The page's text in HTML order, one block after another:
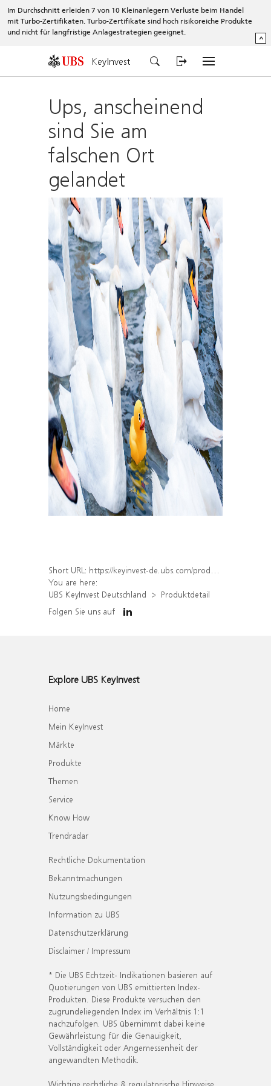
Im Durchschnitt erleiden 7 von 10 Kleinanlegern Verluste beim Handel
mit Turbo-Zertifikaten. Turbo-Zertifikate sind hoch risikoreiche Produkte
und nicht für langfristige Anlagestrategien geeignet.
^
KeyInvest
Ups, anscheinend
sind Sie am
falschen Ort
gelandet
Short URL: https://keyinvest-de.ubs.com/produkt/detail/index/isin/DE000WA3T577
You are here:
UBS KeyInvest Deutschland
Produktdetail
Folgen Sie uns auf
Explore UBS KeyInvest
Home
Mein KeyInvest
Märkte
Produkte
Themen
Service
Know How
Trendradar
Rechtliche Dokumentation
Bekanntmachungen
Nutzungsbedingungen
Information zu UBS
Datenschutzerklärung
Disclaimer / Impressum
* Die UBS Echtzeit- Indikationen basieren auf
Quotierungen von UBS emittierten Index-
Produkten. Diese Produkte versuchen den
zugrundeliegenden Index im Verhältnis 1:1
nachzufolgen. UBS übernimmt dabei keine
Gewährleistung für die Genauigkeit,
Vollständigkeit oder Angemessenheit der
angewandten Methodik.